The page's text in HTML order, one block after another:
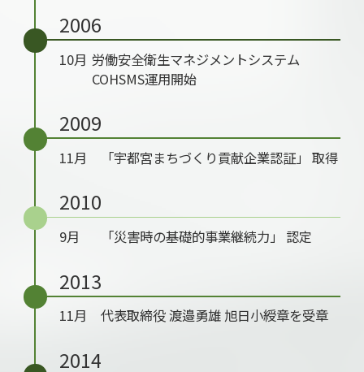
2006
10月 労働安全衛生マネジメントシステム
COHSMS運用開始
2009
11月 「宇都宮まちづくり貢献企業認証」 取得
2010
9月 「災害時の基礎的事業継続力」 認定
2013
11月 代表取締役 渡邉勇雄 旭日小綬章を受章
2014